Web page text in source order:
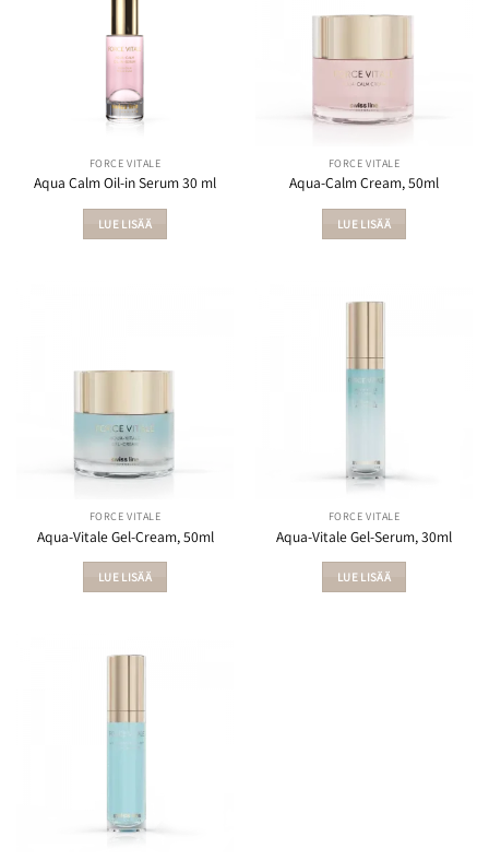
FORCE VITALE
Aqua Calm Oil-in Serum 30 ml
LUE LISÄÄ
FORCE VITALE
Aqua-Calm Cream, 50ml
LUE LISÄÄ
FORCE VITALE
Aqua-Vitale Gel-Cream, 50ml
LUE LISÄÄ
FORCE VITALE
Aqua-Vitale Gel-Serum, 30ml
LUE LISÄÄ